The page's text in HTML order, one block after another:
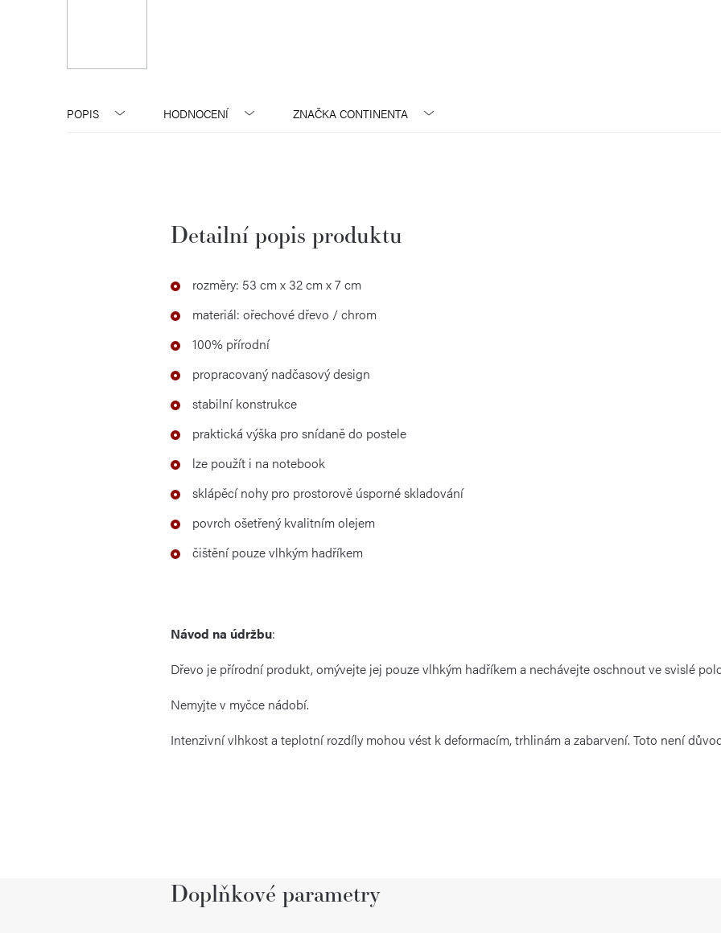
POPIS HODNOCENÍ ZNAČKA CONTINENTA
Detailní popis produktu
rozměry: 53 cm x 32 cm x 7 cm
materiál: ořechové dřevo / chrom
100% přírodní
propracovaný nadčasový design
stabilní konstrukce
praktická výška pro snídaně do postele
lze použít i na notebook
sklápěcí nohy pro prostorově úsporné skladování
povrch ošetřený kvalitním olejem
čištění pouze vlhkým hadříkem
Návod na údržbu:
Dřevo je přírodní produkt, omývejte jej pouze vlhkým hadříkem a nechávejte oschnout ve svislé
Nemyjte v myčce nádobí.
Intenzivní vlhkost a teplotní rozdíly mohou vést k deformacím, trhlinám a zabarvení. Toto není
Doplňkové parametry